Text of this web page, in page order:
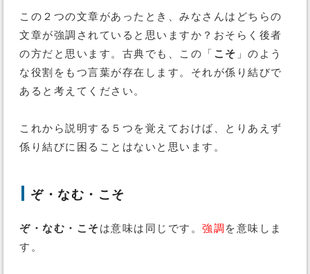
この２つの文章があったとき、みなさんはどちらの
文章が強調されていると思いますか？おそらく後者
の方だと思います。古典でも、この「 こそ 」のよう
な役割をもつ言葉が存在します。それが係り結びで
あると考えてください。
これから説明する５つを覚えておけば、とりあえず
係り結びに困ることはないと思います。
ぞ・なむ・こそ
ぞ・なむ・こそは意味は同じです。 強調 を意味しま
す。